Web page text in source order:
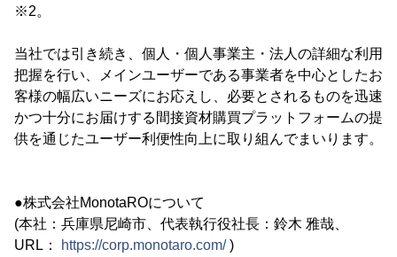
※2。
当社では引き続き、個人・個人事業主・法人の詳細な利用
把握を行い、メインユーザーである事業者を中心としたお
客様の幅広いニーズにお応えし、必要とされるものを迅速
かつ十分にお届けする間接資材購買プラットフォームの提
供を通じたユーザー利便性向上に取り組んでまいります。
●株式会社MonotaROについて
(本社：兵庫県尼崎市、代表執行役社長：鈴木 雅哉、
URL：
https://corp.monotaro.com/)